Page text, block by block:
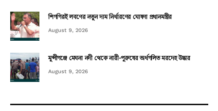
শিগগিরই লবণের নতুন দাম নির্ধারণের ঘোষণা প্রধানমন্ত্রীর
August 9, 2026
মুন্সীগঞ্জে মেঘনা নদী থেকে নারী-পুরুষের অর্ধগলিত মরদেহ উদ্ধার
August 9, 2026